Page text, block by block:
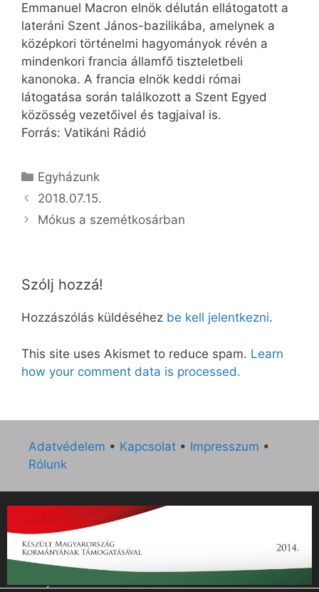
Emmanuel Macron elnök délután ellátogatott a
lateráni Szent János-bazilikába, amelynek a
középkori történelmi hagyományok révén a
mindenkori francia államfő tiszteletbeli
kanonoka. A francia elnök keddi római
látogatása során találkozott a Szent Egyed
közösség vezetőivel és tagjaival is.
Forrás: Vatikáni Rádió
Kategória
Egyházunk
2018.07.15.
Mókus a szemétkosárban
Szólj hozzá!
Hozzászólás küldéséhez be kell jelentkezni.
This site uses Akismet to reduce spam. Learn
how your comment data is processed.
Adatvédelem • Kapcsolat • Impresszum •
Rólunk